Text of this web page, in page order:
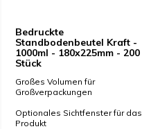
Bedruckte
Standbodenbeutel Kraft -
1000ml - 180x225mm - 200
Stück
Großes Volumen für
Großverpackungen
Optionales Sichtfenster für das
Produkt